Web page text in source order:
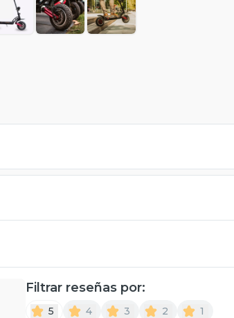
Filtrar reseñas por:
5 4 3 2
1